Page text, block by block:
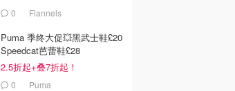
0 Flannels
Puma 季终大促💥黑武士鞋£20
Speedcat芭蕾鞋£28
2.5折起+叠7折起！
0 Puma